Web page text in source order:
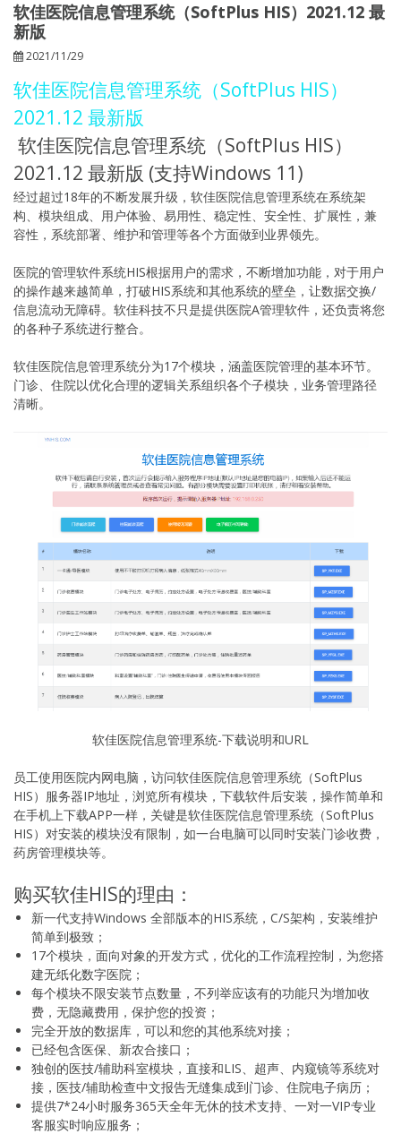
软佳医院信息管理系统（SoftPlus HIS）2021.12 最
新版
2021/11/29
软佳医院信息管理系统（SoftPlus HIS）
2021.12 最新版
软佳医院信息管理系统（SoftPlus HIS）
2021.12 最新版 (支持Windows 11)
经过超过18年的不断发展升级，软佳医院信息管理系统在系统架
构、模块组成、用户体验、易用性、稳定性、安全性、扩展性，兼
容性，系统部署、维护和管理等各个方面做到业界领先。
医院的管理软件系统HIS根据用户的需求，不断增加功能，对于用户
的操作越来越简单，打破HIS系统和其他系统的壁垒，让数据交换/
信息流动无障碍。软佳科技不只是提供医院A管理软件，还负责将您
的各种子系统进行整合。
软佳医院信息管理系统分为17个模块，涵盖医院管理的基本环节。
门诊、住院以优化合理的逻辑关系组织各个子模块，业务管理路径
清晰。
软佳医院信息管理系统-下载说明和URL
员工使用医院内网电脑，访问软佳医院信息管理系统（SoftPlus
HIS）服务器IP地址，浏览所有模块，下载软件后安装，操作简单和
在手机上下载APP一样，关键是软佳医院信息管理系统（SoftPlus
HIS）对安装的模块没有限制，如一台电脑可以同时安装门诊收费，
药房管理模块等。
购买软佳HIS的理由：
新一代支持Windows 全部版本的HIS系统，C/S架构，安装维护
简单到极致；
17个模块，面向对象的开发方式，优化的工作流程控制，为您搭
建无纸化数字医院；
每个模块不限安装节点数量，不列举应该有的功能只为增加收
费，无隐藏费用，保护您的投资；
完全开放的数据库，可以和您的其他系统对接；
已经包含医保、新农合接口；
独创的医技/辅助科室模块，直接和LIS、超声、内窥镜等系统对
接，医技/辅助检查中文报告无缝集成到门诊、住院电子病历；
提供7*24小时服务365天全年无休的技术支持、一对一VIP专业
客服实时响应服务；